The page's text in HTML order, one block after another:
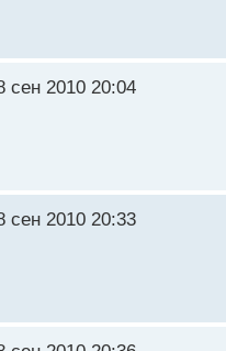
сен 2010 20:04
сен 2010 20:33